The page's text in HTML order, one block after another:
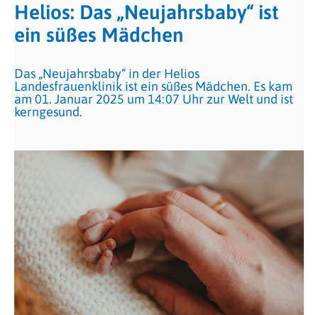
Helios: Das „Neujahrsbaby“ ist
ein süßes Mädchen
Das „Neujahrsbaby“ in der Helios
Landesfrauenklinik ist ein süßes Mädchen. Es kam
am 01. Januar 2025 um 14:07 Uhr zur Welt und ist
kerngesund.